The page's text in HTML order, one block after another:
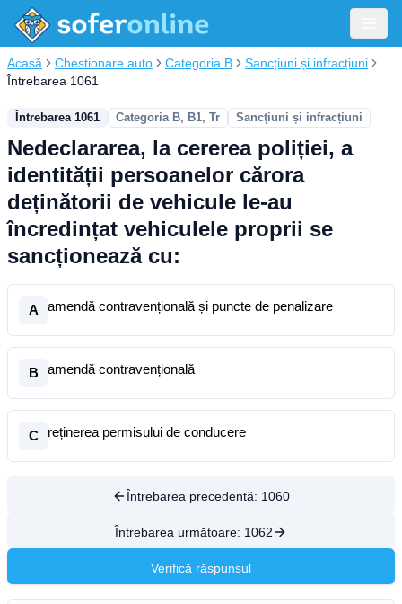
Acasă Chestionare auto Categoria B
Sancțiuni și infracțiuni
Întrebarea 1061
Întrebarea 1061 Categoria B, B1, Tr Sancțiuni și infracțiuni
Nedeclararea, la cererea poliției, a
identității persoanelor cărora
deținătorii de vehicule le-au
încredințat vehiculele proprii se
sancționează cu:
A amendă contravențională și puncte de penalizare
B amendă contravențională
C reținerea permisului de conducere
Întrebarea precedentă: 1060
Întrebarea următoare: 1062
Verifică răspunsul